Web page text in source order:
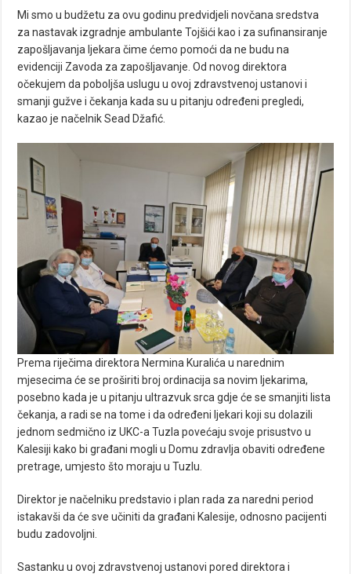
Mi smo u budžetu za ovu godinu predvidjeli novčana sredstva
za nastavak izgradnje ambulante Tojšići kao i za sufinansiranje
zapošljavanja ljekara čime ćemo pomoći da ne budu na
evidenciji Zavoda za zapošljavanje. Od novog direktora
očekujem da poboljša uslugu u ovoj zdravstvenoj ustanovi i
smanji gužve i čekanja kada su u pitanju određeni pregledi,
kazao je načelnik Sead Džafić.
Prema riječima direktora Nermina Kuralića u narednim
mjesecima će se proširiti broj ordinacija sa novim ljekarima,
posebno kada je u pitanju ultrazvuk srca gdje će se smanjiti lista
čekanja, a radi se na tome i da određeni ljekari koji su dolazili
jednom sedmično iz UKC-a Tuzla povećaju svoje prisustvo u
Kalesiji kako bi građani mogli u Domu zdravlja obaviti određene
pretrage, umjesto što moraju u Tuzlu.
Direktor je načelniku predstavio i plan rada za naredni period
istakavši da će sve učiniti da građani Kalesije, odnosno pacijenti
budu zadovoljni.
Sastanku u ovoj zdravstvenoj ustanovi pored direktora i